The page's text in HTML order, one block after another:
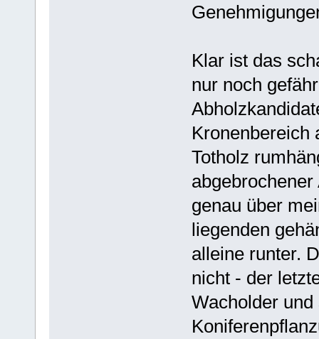
Klar ist das
nur noch
Kronenbereich
Totholz
genau über
liegenden
alleine runter.
nicht - der
Wacholder